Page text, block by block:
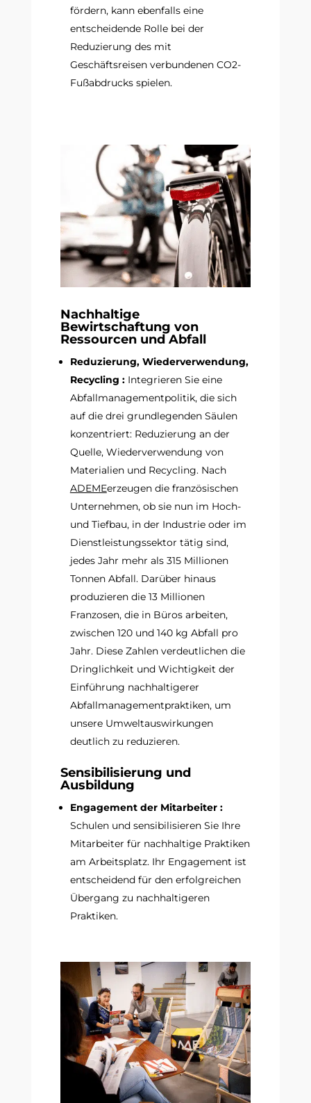
fördern, kann ebenfalls eine
entscheidende Rolle bei der
Reduzierung des mit
Geschäftsreisen verbundenen CO2-
Fußabdrucks spielen.
Nachhaltige
Bewirtschaftung von
Ressourcen und Abfall
Reduzierung, Wiederverwendung,
Recycling :Integrieren Sie eine
Abfallmanagementpolitik, die sich
auf die drei grundlegenden Säulen
konzentriert: Reduzierung an der
Quelle, Wiederverwendung von
Materialien und Recycling. Nach
ADEMEerzeugen die französischen
Unternehmen, ob sie nun im Hoch-
und Tiefbau, in der Industrie oder im
Dienstleistungssektor tätig sind,
jedes Jahr mehr als 315 Millionen
Tonnen Abfall. Darüber hinaus
produzieren die 13 Millionen
Franzosen, die in Büros arbeiten,
zwischen 120 und 140 kg Abfall pro
Jahr. Diese Zahlen verdeutlichen die
Dringlichkeit und Wichtigkeit der
Einführung nachhaltigerer
Abfallmanagementpraktiken, um
unsere Umweltauswirkungen
deutlich zu reduzieren.
Sensibilisierung und
Ausbildung
Engagement der Mitarbeiter :
Schulen und sensibilisieren Sie Ihre
Mitarbeiter für nachhaltige Praktiken
am Arbeitsplatz. Ihr Engagement ist
entscheidend für den erfolgreichen
Übergang zu nachhaltigeren
Praktiken.